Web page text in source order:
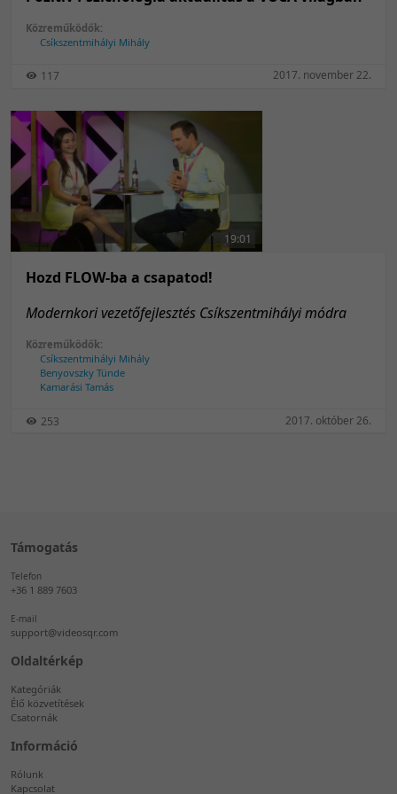
Közreműködők:
Csíkszentmihályi Mihály
117 2017. november 22.
19:01
Hozd FLOW-ba a csapatod!
Modernkori vezetőfejlesztés Csíkszentmihályi módra
Közreműködők:
Csíkszentmihályi Mihály
Benyovszky Tünde
Kamarási Tamás
253 2017. október 26.
Támogatás
Telefon
+36 1 889 7603
E-mail
support@videosqr.com
Oldaltérkép
Kategóriák
Élő közvetítések
Csatornák
Információ
Rólunk
Kapcsolat